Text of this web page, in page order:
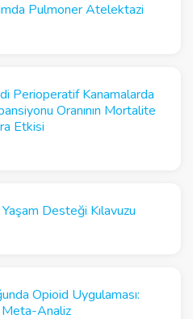
Pulmoner Atelektazi
Perioperatif Kanamalarda
Oranının Mortalite
Etkisi
Desteği Kılavuzu
Opioid Uygulaması:
Analiz